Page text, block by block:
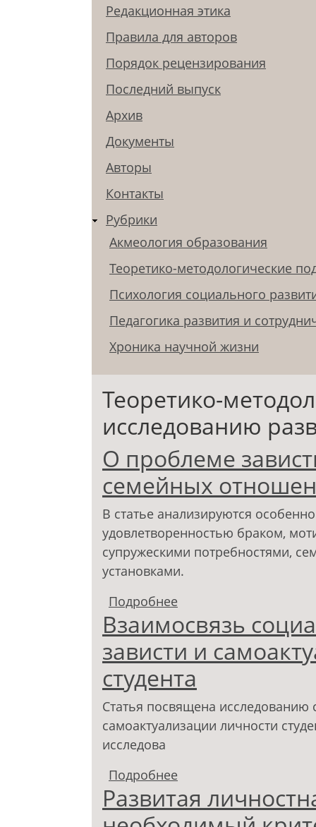
Редакционная этика
Правила для авторов
Порядок рецензирования
Последний выпуск
Архив
Документы
Авторы
Контакты
Рубрики
Акмеология образования
Теоретико-методологические
Психология социального
Педагогика развития и
Хроника научной жизни
Теоретико-
исследованию
О проблеме
семейных
В статье анализируются
удовлетворенностью браком,
супружескими потребностями,
установками.
Подробнее
Взаимосвязь
зависти и
студента
Статья посвящена исследованию
самоактуализации личности
исследова
Подробнее
самоактуализация
Развитая